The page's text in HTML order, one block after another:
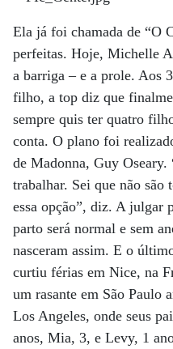
Ela já foi chamada de “O
perfeitas. Hoje, Michelle
a barriga – e a prole. Aos
filho, a top diz que
sempre quis ter quatro
conta. O plano foi
de Madonna, Guy
trabalhar. Sei que não são
essa opção”, diz. A julgar
parto será normal e sem
nasceram assim. E o
curtiu férias em Nice, na
um rasante em São Paulo
Los Angeles, onde seus
anos, Mia, 3, e Levy, 1